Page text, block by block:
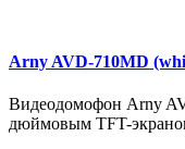
Arny AVD-710MD
Видеодомофон Arny
дюймовым TFT-